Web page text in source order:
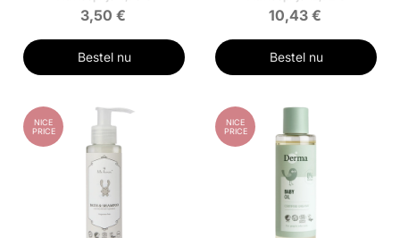
3,50 €
Bestel nu
10,43 €
Bestel nu
NICE
PRICE
NICE
PRICE